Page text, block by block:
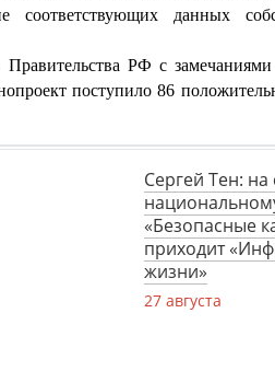
соответствующих данных
РФ с
поступило 86
Сергей Тен: на
«Безопасные
приходит
жизни»
27 августа